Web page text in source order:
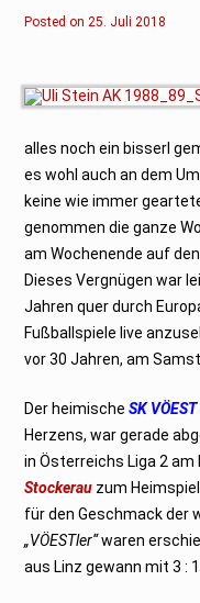
Posted on2
l
i
1
25. Juli 2018
alles noch ein bisserl
es wohl auch an dem
keine wie immer
genommen die ganze
am Wochenende auf
Dieses Vergnügen war
Jahren quer durch
Fußballspiele live
vor 30 Jahren, am
Der heimischeSK
Herzens, war gerade
in Österreichs Liga 2
Stockerau zum
für den Geschmack der
„VÖESTler“waren
aus Linz gewann mit 3 : 1.